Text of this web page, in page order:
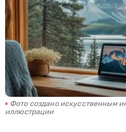
Фото создано искусственным
иллюстрации